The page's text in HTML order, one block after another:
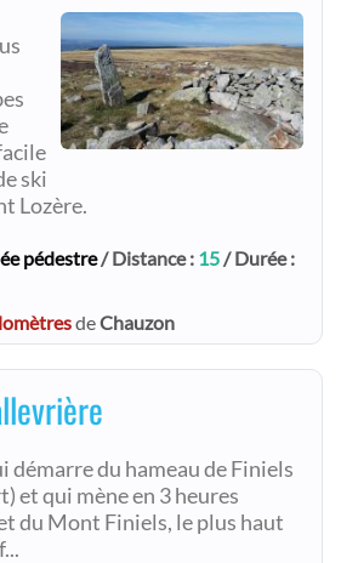
ski
Lozère.
pédestre/ Distance : 15/ Durée :
deChauzon
démarre du hameau de Finiels
et qui mène en 3 heures
du Mont Finiels, le plus haut